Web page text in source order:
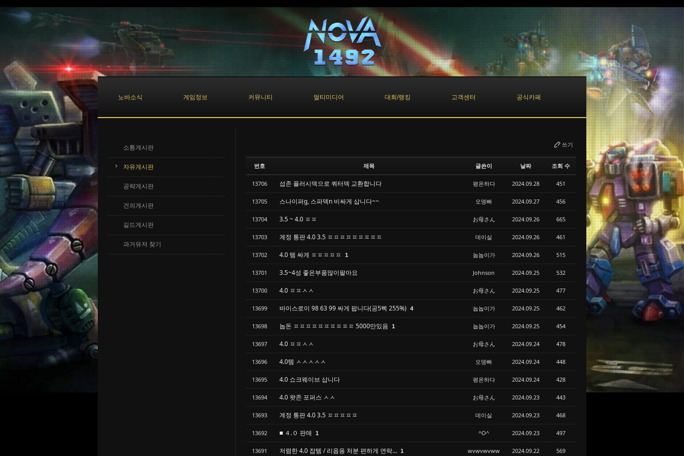
노바소식 게임정보 커뮤니티 멀티미디어 대회/랭킹 고객센터 공식카페
소통게시판
자유게시판
공략게시판
건의게시판
길드게시판
과거유저 찾기
쓰기
번호 제목 글쓴이 날짜 조회 수
13706 섭존 플러시덱으로 쿼터덱 교환합니다 평온하다 2024.09.28 451
13705 스나이퍼g, 스파덱n 비싸게 삽니다~~ 오뎅빠 2024.09.27 456
13704 3.5 ~ 4.0 ㅍㅍ お母さん 2024.09.26 665
13703 계정 통판 4.0 3.5 ㅍㅍㅍㅍㅍㅍㅍㅍㅍ 데이실 2024.09.26 461
13702 4.0 템 싸게 ㅍㅍㅍㅍㅍ 1 놉놉이가 2024.09.26 515
13701 3.5~4성 좋은부품많이팔아요 Johnson 2024.09.25 532
13700 4.0 ㅍㅍㅅㅅ お母さん 2024.09.25 477
13699 바이스로이 98 63 99 싸게 팝니다(공5삑 255%) 4 놉놉이가 2024.09.25 462
13698 놉돈 ㅍㅍㅍㅍㅍㅍㅍㅍㅍㅍ 5000만있음 1 놉놉이가 2024.09.25 454
13697 4.0 ㅍㅍㅅㅅ お母さん 2024.09.24 478
13696 4.0템 ㅅㅅㅅㅅㅅ 오뎅빠 2024.09.24 448
13695 4.0 쇼크웨이브 삽니다 평온하다 2024.09.24 428
13694 4.0 왓존 포퍼스 ㅅㅅ お母さん 2024.09.23 443
13693 계정 통판 4.0 3.5 ㅍㅍㅍㅍㅍ 데이실 2024.09.23 468
13692 ■ ４.０ 판매 1 ^O^ 2024.09.23 497
13691 저렴한 4.0 잡템 / 리옵용 처분 편하게 연락... 1 wvwvwvww 2024.09.22 569
Sketchbook5, 스케치북5
Sketchbook5, 스케치북5